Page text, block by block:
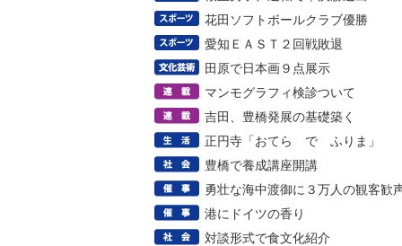
花田ソフトボールクラブ優勝
愛知ＥＡＳＴ２回戦敗退
田原で日本画９点展示
マンモグラフィ検診ついて
吉田、豊橋発展の基礎築く
正円寺「おてら で ふりま」
豊橋で養成講座開講
勇壮な海中渡御に３万人の観客歓
港にドイツの香り
対談形式で食文化紹介